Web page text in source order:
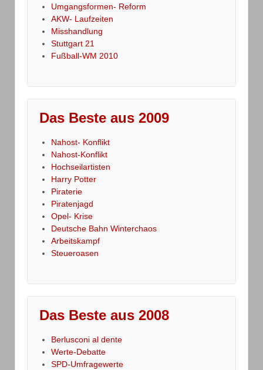
Umgangsformen- Reform
AKW- Laufzeiten
Misshandlung
Stuttgart 21
Fußball-WM 2010
Das Beste aus 2009
Nahost- Konflikt
Nahost-Konflikt
Hochseilartisten
Harry Potter
Piraterie
Piratenjagd
Opel- Krise
Deutsche Bahn Winterchaos
Arbeitskampf
Steueroasen
Das Beste aus 2008
Berlusconi al dente
Werte-Debatte
SPD-Umfragewerte